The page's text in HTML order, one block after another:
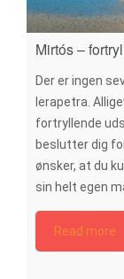
Mirtós –
Der er ingen
Ierapetra.
fortryllende
beslutter dig
ønsker, at du
sin helt egen
Read more